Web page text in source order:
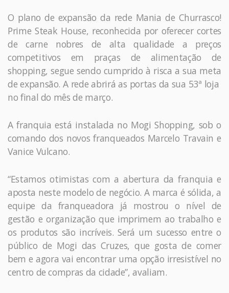
O plano de expansão da rede Mania de Churrasco!
Prime Steak House, reconhecida por oferecer cortes
de carne nobres de alta qualidade a preços
competitivos em praças de alimentação de
shopping, segue sendo cumprido à risca a sua meta
de expansão. A rede abrirá as portas da sua 53ª loja
no final do mês de março.
A franquia está instalada no Mogi Shopping, sob o
comando dos novos franqueados Marcelo Travain e
Vanice Vulcano.
“Estamos otimistas com a abertura da franquia e
aposta neste modelo de negócio. A marca é sólida, a
equipe da franqueadora já mostrou o nível de
gestão e organização que imprimem ao trabalho e
os produtos são incríveis. Será um sucesso entre o
público de Mogi das Cruzes, que gosta de comer
bem e agora vai encontrar uma opção irresistível no
centro de compras da cidade”, avaliam.